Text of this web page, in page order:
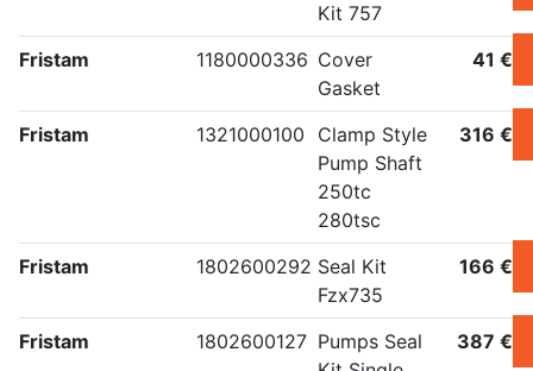
Kit 757
Fristam 1180000336 Cover
Gasket
41 €
Fristam 1321000100
Clamp Style
Pump Shaft
250tc
280tsc
316 €
Fristam 1802600292 Seal Kit
Fzx735
166 €
Fristam 1802600127 Pumps Seal
387 €